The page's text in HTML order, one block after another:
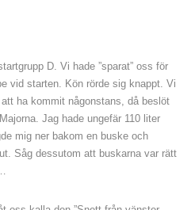
D. Vi hade ”sparat” oss för
vid starten. Kön rörde sig knappt. Vi
ha kommit någonstans, då beslöt
Jag hade ungefär 110 liter
mig ner bakom en buske och
Såg dessutom att buskarna var rätt